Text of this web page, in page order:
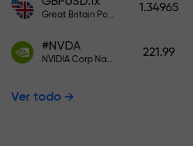
Great Britain Pound vs US Dollar
1.34965
#NVDA
NVIDIA Corp Nasdaq Stock Exchange (Nasdaq) USD
221.99
Ver todo